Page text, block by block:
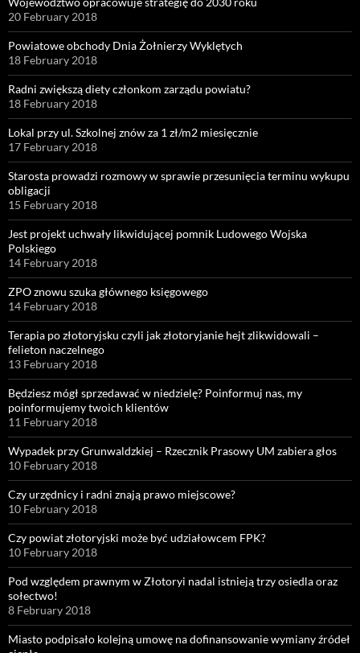
20 February 2018
Powiatowe obchody Dnia Żołnierzy Wyklętych
18 February 2018
Radni zwiększą diety członkom zarządu powiatu?
18 February 2018
Lokal przy ul. Szkolnej znów za 1 zł/m2 miesięcznie
17 February 2018
Starosta prowadzi rozmowy w sprawie przesunięcia terminu wykupu
obligacji
15 February 2018
Jest projekt uchwały likwidującej pomnik Ludowego Wojska
Polskiego
14 February 2018
ZPO znowu szuka głównego księgowego
14 February 2018
Terapia po złotoryjsku czyli jak złotoryjanie hejt zlikwidowali –
felieton naczelnego
13 February 2018
Będziesz mógł sprzedawać w niedzielę? Poinformuj nas, my
poinformujemy twoich klientów
11 February 2018
Wypadek przy Grunwaldzkiej – Rzecznik Prasowy UM zabiera głos
10 February 2018
Czy urzędnicy i radni znają prawo miejscowe?
10 February 2018
Czy powiat złotoryjski może być udziałowcem FPK?
10 February 2018
Pod względem prawnym w Złotoryi nadal istnieją trzy osiedla oraz
sołectwo!
8 February 2018
Miasto podpisało kolejną umowę na dofinansowanie wymiany źródeł